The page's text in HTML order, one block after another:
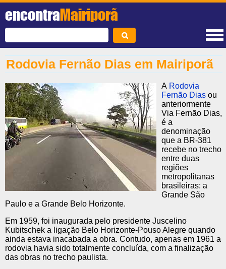
encontraMairiporã
Rodovia Fernão Dias em Mairiporã
A Rodovia
Fernão Dias ou
anteriormente
Via Fernão Dias,
é a
denominação
que a BR-381
recebe no trecho
entre duas
regiões
metropolitanas
brasileiras: a
Grande São
Paulo e a Grande Belo Horizonte.
Em 1959, foi inaugurada pelo presidente Juscelino
Kubitschek a ligação Belo Horizonte-Pouso Alegre quando
ainda estava inacabada a obra. Contudo, apenas em 1961 a
rodovia havia sido totalmente concluída, com a finalização
das obras no trecho paulista.